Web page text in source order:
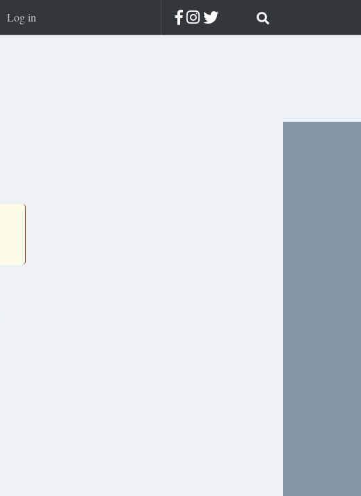
Log in